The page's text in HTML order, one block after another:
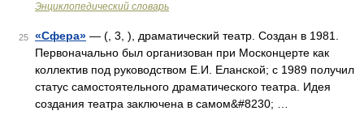
Энциклопедический словарь
25 «Сфера» — (, 3, ), драматический театр. Создан в 1981.
Первоначально был организован при Москонцерте как
коллектив под руководством Е.И. Еланской; с 1989 получил
статус самостоятельного драматического театра. Идея
создания театра заключена в самом&#8230; …